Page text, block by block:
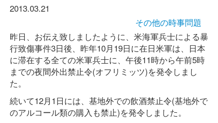
2013.03.21
その他の時事問題
昨日、お伝え致しましたように、米海軍兵士による暴
行致傷事件3日後、昨年10月19日に在日米軍は、日本
に滞在する全ての米軍兵士に、午後11時から午前5時
までの夜間外出禁止令(オフリミッツ)を発令しまし
た。
続いて12月1日には、基地外での飲酒禁止令(基地外で
のアルコール類の購入も禁止)を発令しました。